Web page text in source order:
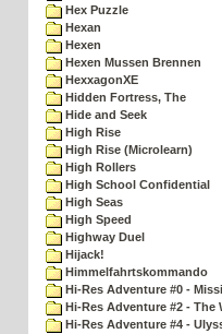
Hex Puzzle
Hexan
Hexen
Hexen Mussen Brennen
HexxagonXE
Hidden Fortress, The
Hide and Seek
High Rise
High Rise (Microlearn)
High Rollers
High School Confidential
High Seas
High Speed
Highway Duel
Hijack!
Himmelfahrtskommando
Hi-Res Adventure #0 -
Hi-Res Adventure #2 - The
Hi-Res Adventure #4 -